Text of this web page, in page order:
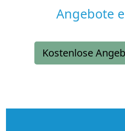
Angebote
Kostenlose